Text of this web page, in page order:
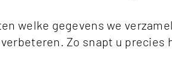
welke gegevens we
Zo snapt u precies